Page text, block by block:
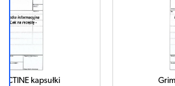
Grimodin kapsułki